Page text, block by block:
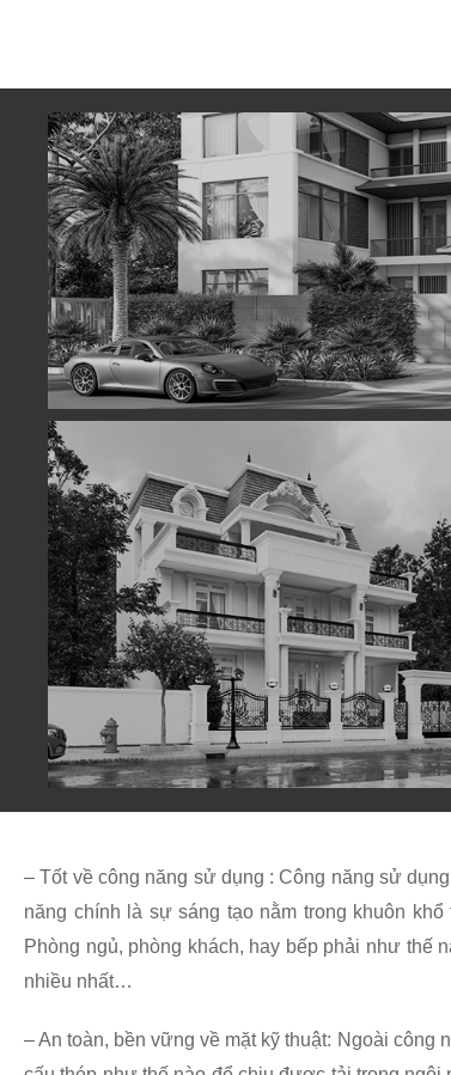
– Tốt về công năng sử dụng : Công năng sử
năng chính là sự sáng tạo nằm trong khuôn
Phòng ngủ, phòng khách, hay bếp phải như thế
nhiều nhất…
– An toàn, bền vững về mặt kỹ thuật: Ngoài công